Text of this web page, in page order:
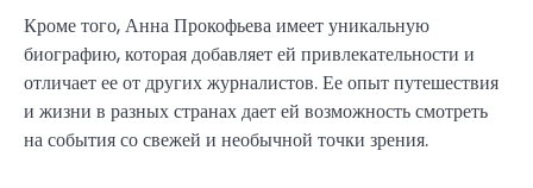
Кроме того, Анна Прокофьева имеет уникальную
биографию, которая добавляет ей привлекательности и
отличает ее от других журналистов. Ее опыт путешествия
и жизни в разных странах дает ей возможность смотреть
на события со свежей и необычной точки зрения.